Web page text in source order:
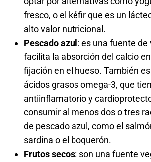
fresco, o el kéfir que es un
alto valor nutricional.
Pescado azul : es una fuente de
facilita la absorción del calcio
fijación en el hueso. También
ácidos grasos omega-3, que
antiinflamatorio y
consumir al menos dos o tres
de pescado azul, como el
sardina o el boquerón.
Frutos secos: son una fuente